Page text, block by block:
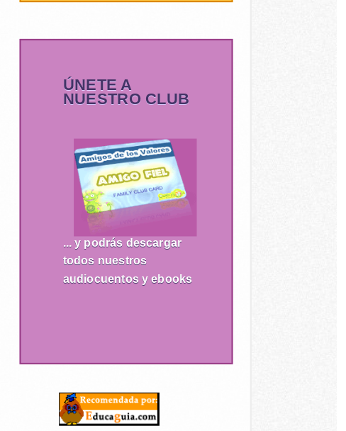
ÚNETE A
NUESTRO CLUB
... y podrás descargar
todos nuestros
audiocuentos y ebooks